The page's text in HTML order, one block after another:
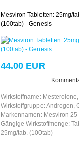
Mesviron Tabletten: 25mg/
(100tab) - Genesis
44.00 EUR
Wirkstoffname: Mesterolone,
Wirkstoffgruppe: Androgen,
Markennamen: Mesviron 25
Gängige Wirkstoffmenge:
25mg/tab. (100tab)